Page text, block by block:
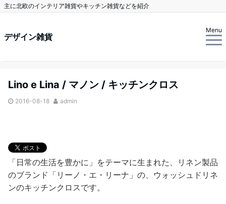
主に北欧のインテリア雑貨やキッチン雑貨などを紹介
デザイン雑貨
Menu
Lino e Lina / マノン / キッチンクロス
2016-08-18 admin
「日常の生活を豊かに」をテーマに生まれた、リネン製品
のブランド「リーノ・エ・リーナ」の、ウォッシュドリネ
ンのキッチンクロスです。